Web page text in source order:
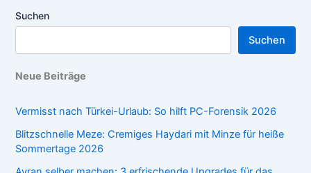
Suchen
Suchen
Neue Beiträge
Vermisst nach Türkei-Urlaub: So hilft PC-Forensik 2026
Blitzschnelle Meze: Cremiges Haydari mit Minze für heiße
Sommertage 2026